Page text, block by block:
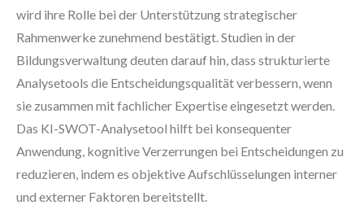
wird ihre Rolle bei der Unterstützung strategischer
Rahmenwerke zunehmend bestätigt. Studien in der
Bildungsverwaltung deuten darauf hin, dass strukturierte
Analysetools die Entscheidungsqualität verbessern, wenn
sie zusammen mit fachlicher Expertise eingesetzt werden.
Das KI-SWOT-Analysetool hilft bei konsequenter
Anwendung, kognitive Verzerrungen bei Entscheidungen zu
reduzieren, indem es objektive Aufschlüsselungen interner
und externer Faktoren bereitstellt.